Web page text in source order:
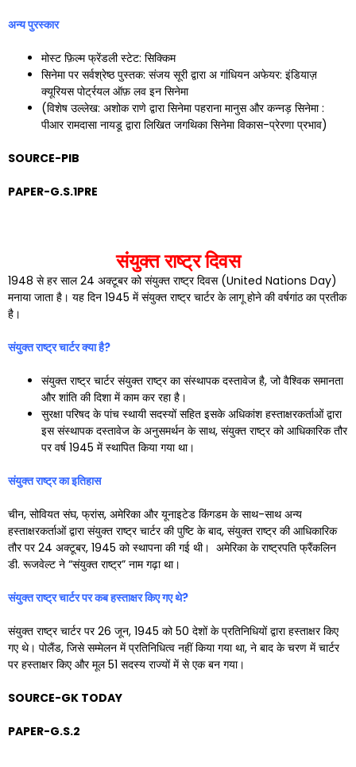
अन्य पुरस्कार
मोस्ट फ़िल्म फ्रेंडली स्टेट: सिक्किम
सिनेमा पर सर्वश्रेष्ठ पुस्तक: संजय सूरी द्वारा अ गांधियन अफेयर: इंडियाज़
क्यूरियस पोर्ट्रयल ऑफ़ लव इन सिनेमा
(विशेष उल्लेख: अशोक राणे द्वारा सिनेमा पहराना मानुस और कन्नड़ सिनेमा :
पीआर रामदासा नायडू द्वारा लिखित जगथिका सिनेमा विकास-प्रेरणा प्रभाव)
SOURCE-PIB
PAPER-G.S.1PRE
संयुक्त राष्ट्र दिवस
1948 से हर साल 24 अक्टूबर को संयुक्त राष्ट्र दिवस (United Nations Day)
मनाया जाता है। यह दिन 1945 में संयुक्त राष्ट्र चार्टर के लागू होने की वर्षगांठ का प्रतीक
है।
संयुक्त राष्ट्र चार्टर क्या है?
संयुक्त राष्ट्र चार्टर संयुक्त राष्ट्र का संस्थापक दस्तावेज है, जो वैश्विक समानता
और शांति की दिशा में काम कर रहा है।
सुरक्षा परिषद के पांच स्थायी सदस्यों सहित इसके अधिकांश हस्ताक्षरकर्ताओं द्वारा
इस संस्थापक दस्तावेज के अनुसमर्थन के साथ, संयुक्त राष्ट्र को आधिकारिक तौर
पर वर्ष 1945 में स्थापित किया गया था।
संयुक्त राष्ट्र का इतिहास
चीन, सोवियत संघ, फ्रांस, अमेरिका और यूनाइटेड किंगडम के साथ-साथ अन्य
हस्ताक्षरकर्ताओं द्वारा संयुक्त राष्ट्र चार्टर की पुष्टि के बाद, संयुक्त राष्ट्र की आधिकारिक
तौर पर 24 अक्टूबर, 1945 को स्थापना की गई थी। अमेरिका के राष्ट्रपति फ्रैंकलिन
डी. रूजवेल्ट ने “संयुक्त राष्ट्र” नाम गढ़ा था।
संयुक्त राष्ट्र चार्टर पर कब हस्ताक्षर किए गए थे?
संयुक्त राष्ट्र चार्टर पर 26 जून, 1945 को 50 देशों के प्रतिनिधियों द्वारा हस्ताक्षर किए
गए थे। पोलैंड, जिसे सम्मेलन में प्रतिनिधित्व नहीं किया गया था, ने बाद के चरण में चार्टर
पर हस्ताक्षर किए और मूल 51 सदस्य राज्यों में से एक बन गया।
SOURCE-GK TODAY
PAPER-G.S.2